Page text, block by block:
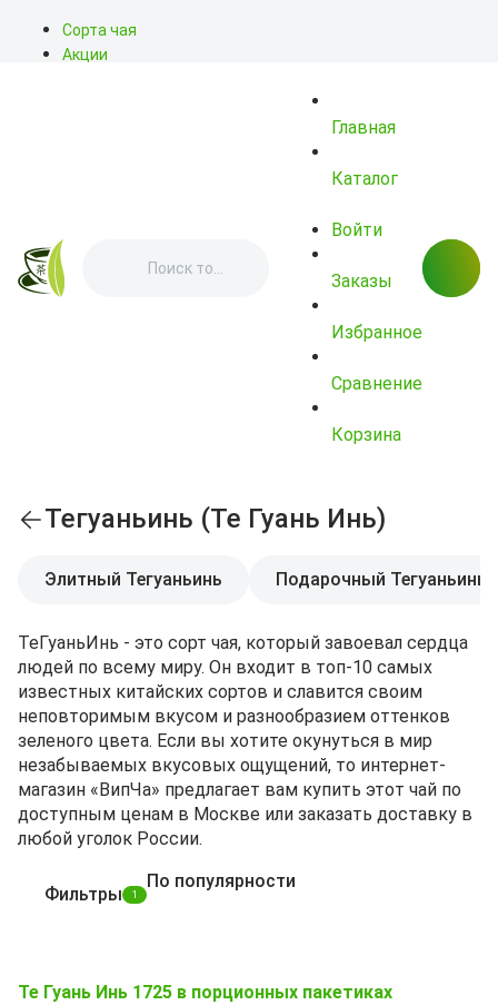
Сорта чая
Акции
Главная
Каталог
Войти
Заказы
Избранное
Сравнение
Корзина
Тегуаньинь (Те Гуань Инь)
Элитный Тегуаньинь Подарочный Тегуаньинь
ТеГуаньИнь - это сорт чая, который завоевал сердца
людей по всему миру. Он входит в топ-10 самых
известных китайских сортов и славится своим
неповторимым вкусом и разнообразием оттенков
зеленого цвета. Если вы хотите окунуться в мир
незабываемых вкусовых ощущений, то интернет-
магазин «ВипЧа» предлагает вам купить этот чай по
доступным ценам в Москве или заказать доставку в
любой уголок России.
Фильтры 1
По популярности
Те Гуань Инь 1725 в порционных пакетиках